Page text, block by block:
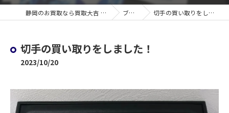
静岡のお買取なら買取大吉 新静岡店 ブログ 切手の買い取りをしました！
切手の買い取りをしました！
2023/10/20